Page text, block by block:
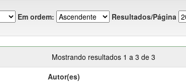
Em ordem: Resultados/Página
Mostrando resultados 1 a 3 de 3
Autor(es)